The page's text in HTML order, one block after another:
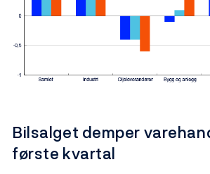
Bilsalget demper
første kvartal